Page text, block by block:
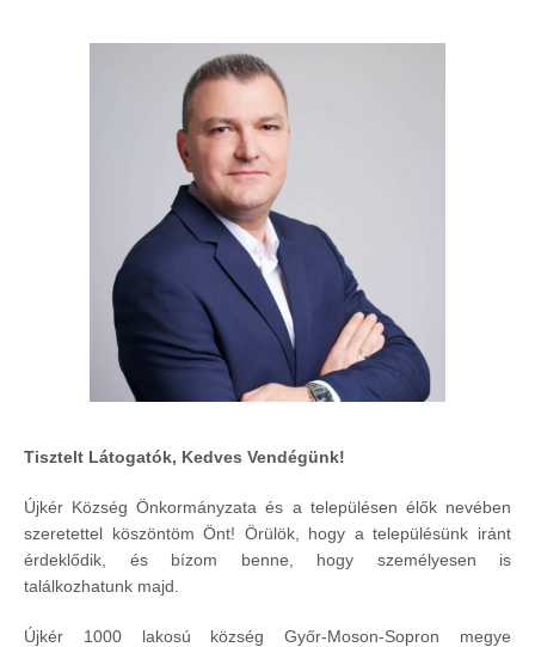
Tisztelt Látogatók, Kedves Vendégünk!
Újkér Község Önkormányzata és a településen élők nevében
szeretettel köszöntöm Önt! Örülök, hogy a településünk iránt
érdeklődik, és bízom benne, hogy személyesen is
találkozhatunk majd.
Újkér 1000 lakosú község Győr-Moson-Sopron megye